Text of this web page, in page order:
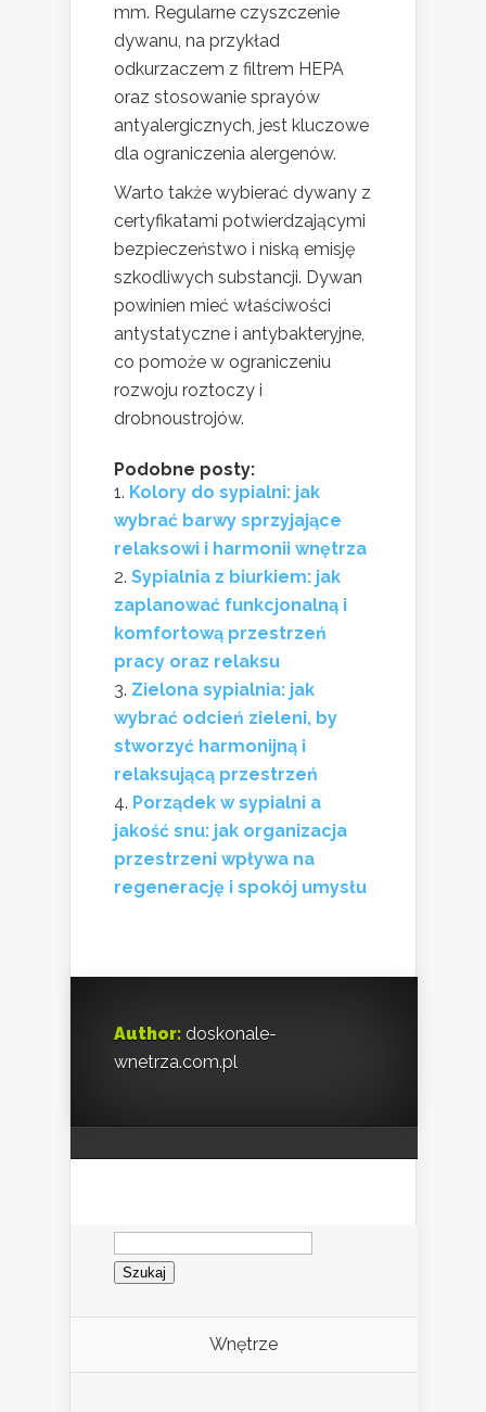
mm. Regularne czyszczenie
dywanu, na przykład
odkurzaczem z filtrem HEPA
oraz stosowanie sprayów
antyalergicznych, jest kluczowe
dla ograniczenia alergenów.
Warto także wybierać dywany z
certyfikatami potwierdzającymi
bezpieczeństwo i niską emisję
szkodliwych substancji. Dywan
powinien mieć właściwości
antystatyczne i antybakteryjne,
co pomoże w ograniczeniu
rozwoju roztoczy i
drobnoustrojów.
Podobne posty:
Kolory do sypialni: jak
wybrać barwy sprzyjające
relaksowi i harmonii wnętrza
Sypialnia z biurkiem: jak
zaplanować funkcjonalną i
komfortową przestrzeń
pracy oraz relaksu
Zielona sypialnia: jak
wybrać odcień zieleni, by
stworzyć harmonijną i
relaksującą przestrzeń
Porządek w sypialni a
jakość snu: jak organizacja
przestrzeni wpływa na
regenerację i spokój umysłu
Author: doskonale-
wnetrza.com.pl
Szukaj:
Wnętrze